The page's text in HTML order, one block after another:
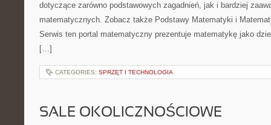
dotyczące zarówno podstawowych zagadnień, jak i bardziej
matematycznych. Zobacz także Podstawy Matematyki i
Serwis ten portal matematyczny prezentuje matematykę jako
[…]
CATEGORIES: SPRZĘT I TECHNOLOGIA
SALE OKOLICZNOŚCIOWE